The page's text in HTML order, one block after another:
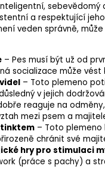
a respektující
veden správně,
– Pes musí být už od
socializace může
– Toto plemeno
v jejich
reaguje na
mezi psem a
– Toto plemeno
chránit své
hry pro stimulaci
(práce s pachy) a